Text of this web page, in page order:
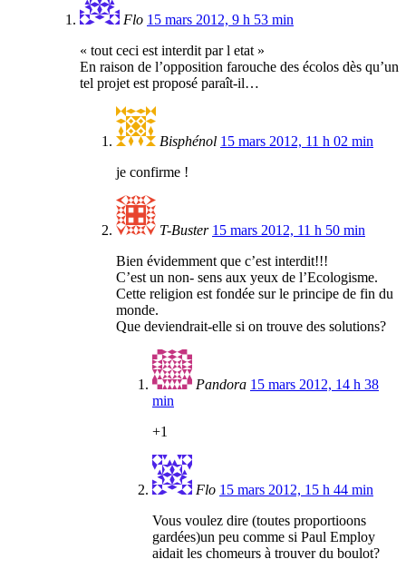
Flo 15 mars 2012, 9 h 53 min
« tout ceci est interdit par l etat »
En raison de l’opposition farouche des écolos dès qu’un
tel projet est proposé paraît-il…
Bisphénol 15 mars 2012, 11 h 02 min
je confirme !
T-Buster 15 mars 2012, 11 h 50 min
Bien évidemment que c’est interdit!!!
C’est un non- sens aux yeux de l’Ecologisme.
Cette religion est fondée sur le principe de fin du
monde.
Que deviendrait-elle si on trouve des solutions?
Pandora 15 mars 2012, 14 h 38
min
+1
Flo 15 mars 2012, 15 h 44 min
Vous voulez dire (toutes proportioons
gardées)un peu comme si Paul Employ
aidait les chomeurs à trouver du boulot?